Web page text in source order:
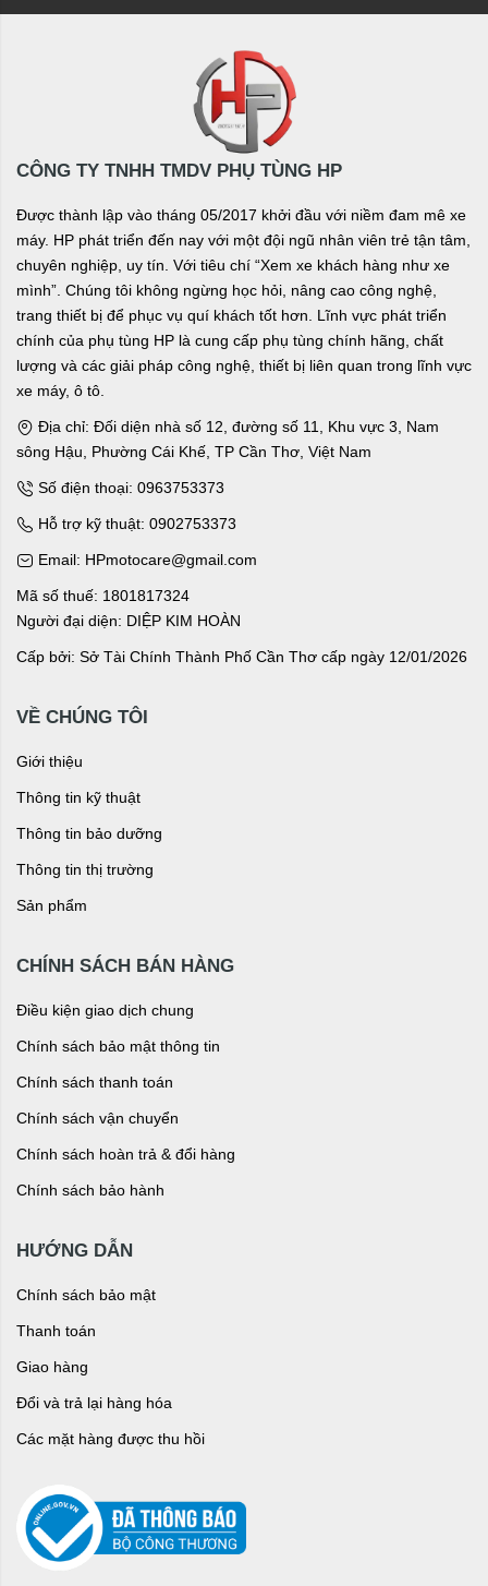
CÔNG TY TNHH TMDV PHỤ TÙNG HP
Được thành lập vào tháng 05/2017 khởi đầu với niềm đam mê xe
máy. HP phát triển đến nay với một đội ngũ nhân viên trẻ tận tâm,
chuyên nghiệp, uy tín. Với tiêu chí “Xem xe khách hàng như xe
mình”. Chúng tôi không ngừng học hỏi, nâng cao công nghệ,
trang thiết bị để phục vụ quí khách tốt hơn. Lĩnh vực phát triển
chính của phụ tùng HP là cung cấp phụ tùng chính hãng, chất
lượng và các giải pháp công nghệ, thiết bị liên quan trong lĩnh vực
xe máy, ô tô.
Địa chỉ: Đối diện nhà số 12, đường số 11, Khu vực 3, Nam
sông Hậu, Phường Cái Khế, TP Cần Thơ, Việt Nam
Số điện thoại: 0963753373
Hỗ trợ kỹ thuật: 0902753373
Email: HPmotocare@gmail.com
Mã số thuế: 1801817324
Người đại diện: DIỆP KIM HOÀN
Cấp bởi: Sở Tài Chính Thành Phố Cần Thơ cấp ngày 12/01/2026
VỀ CHÚNG TÔI
Giới thiệu
Thông tin kỹ thuật
Thông tin bảo dưỡng
Thông tin thị trường
Sản phẩm
CHÍNH SÁCH BÁN HÀNG
Điều kiện giao dịch chung
Chính sách bảo mật thông tin
Chính sách thanh toán
Chính sách vận chuyển
Chính sách hoàn trả & đổi hàng
Chính sách bảo hành
HƯỚNG DẪN
Chính sách bảo mật
Thanh toán
Giao hàng
Đổi và trả lại hàng hóa
Các mặt hàng được thu hồi